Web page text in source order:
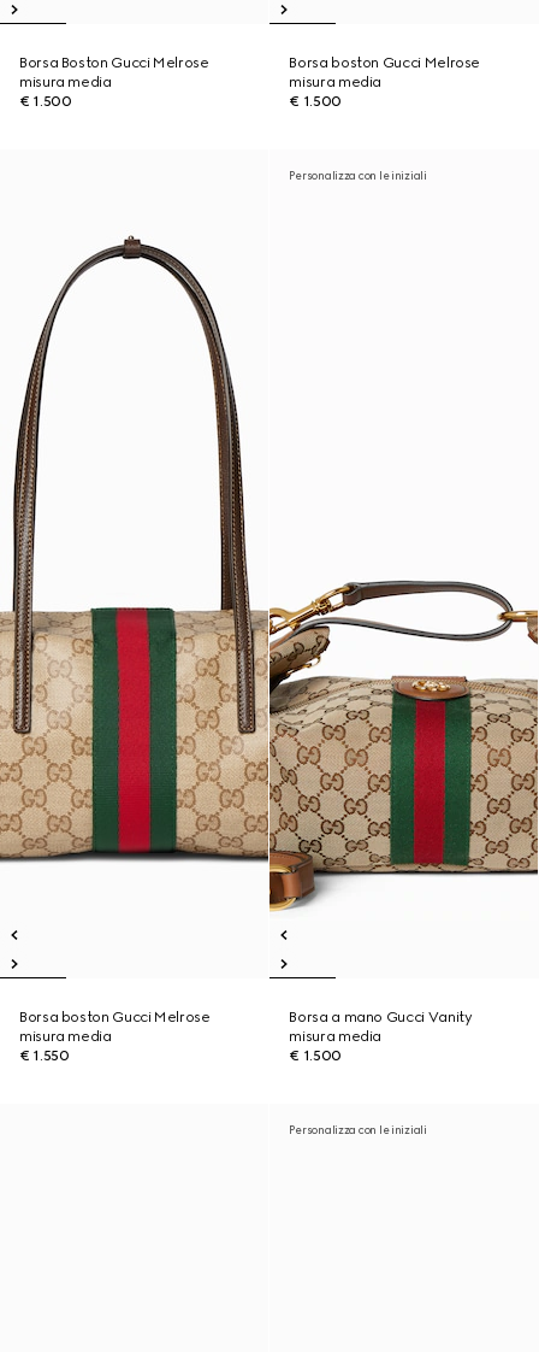
Borsa Boston Gucci Melrose
misura media
€ 1.500
Borsa boston Gucci Melrose
misura media
€ 1.500
Borsa boston Gucci Melrose
misura media
€ 1.550
Personalizza con le iniziali
Borsa a mano Gucci Vanity
misura media
€ 1.500
Personalizza con le iniziali